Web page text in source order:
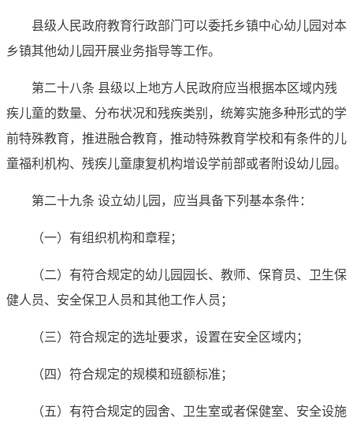
县级人民政府教育行政部门可以委托乡镇中心幼儿园对本
乡镇其他幼儿园开展业务指导等工作。
第二十八条 县级以上地方人民政府应当根据本区域内残
疾儿童的数量、分布状况和残疾类别，统筹实施多种形式的学
前特殊教育，推进融合教育，推动特殊教育学校和有条件的儿
童福利机构、残疾儿童康复机构增设学前部或者附设幼儿园。
第二十九条 设立幼儿园，应当具备下列基本条件：
（一）有组织机构和章程；
（二）有符合规定的幼儿园园长、教师、保育员、卫生保
健人员、安全保卫人员和其他工作人员；
（三）符合规定的选址要求，设置在安全区域内；
（四）符合规定的规模和班额标准；
（五）有符合规定的园舍、卫生室或者保健室、安全设施